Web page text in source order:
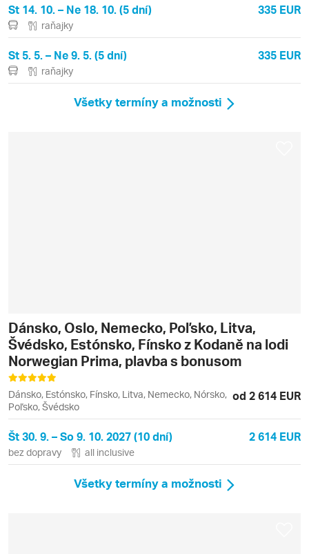
St 14. 10. – Ne 18. 10. (5 dní) 335 EUR
raňajky
St 5. 5. – Ne 9. 5. (5 dní) 335 EUR
raňajky
Všetky termíny a možnosti
Dánsko, Oslo, Nemecko, Poľsko, Litva,
Švédsko, Estónsko, Fínsko z Kodaně na lodi
Norwegian Prima, plavba s bonusom
Dánsko, Estónsko, Fínsko, Litva, Nemecko, Nórsko,
Poľsko, Švédsko
od 2 614 EUR
Št 30. 9. – So 9. 10. 2027 (10 dní) 2 614 EUR
bez dopravy all inclusive
Všetky termíny a možnosti